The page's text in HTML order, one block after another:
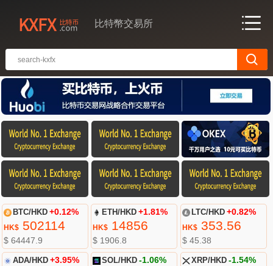
比特幣交易所
BTC/HKD +0.12%
HK$502114
$ 64447.9
ETH/HKD +1.81%
HK$ 14856
$ 1906.8
LTC/HKD +0.82%
HK$353.56
$ 45.38
ADA/HKD +3.95% SOL/HKD -1.06% XRP/HKD -1.54%